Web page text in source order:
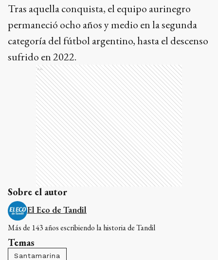
Tras aquella conquista, el equipo aurinegro
permaneció ocho años y medio en la segunda
categoría del fútbol argentino, hasta el descenso
sufrido en 2022.
Ads
Sobre el autor
El Eco de Tandil
Más de 143 años escribiendo la historia de Tandil
Temas
Santamarina